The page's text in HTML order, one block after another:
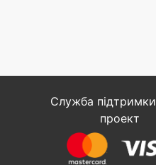
Служба підтримки
проект